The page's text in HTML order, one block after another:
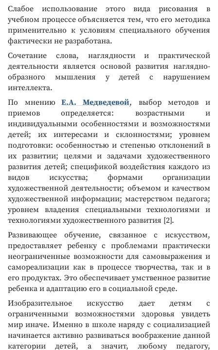
Слабое использование этого вида рисования в
учебном процессе объясняется тем, что его методика
применительно к условиям специального обучения
фактически не разработана.
Сочетание слова, наглядности и практической
деятельности является основой развития наглядно-
образного мышления у детей с нарушением
интеллекта.
По мнению
Е.А. Медведевой, выбор методов и
приемов определяется: возрастными и
индивидуальными особенностями и возможностями
детей; их интересами и склонностями; уровнем
подготовки: особенностью и степенью отклонений в
их развитии; целями и задачами художественного
развития детей; спецификой воздействия каждого из
видов искусства; формами организации
художественной деятельности; объемом и качеством
художественной информации; мастерством педагога;
уровнем владения специальными технологиями и
технологиями художественного развития [2].
Развивающее обучение, связанное с искусством,
предоставляет ребенку с проблемами практически
неограниченные возможности для самовыражения и
самореализации как в процессе творчества, так и в
его продуктах. Это обеспечивает умственное развитие
ребенка и адаптацию его в социальной среде.
Изобразительное искусство дает детям с
ограниченными возможностями здоровья увидеть
мир иначе. Именно в школе наряду с социализацией
начинается активно развиваться воображение данной
категории детей, а значит, любому педагогу,